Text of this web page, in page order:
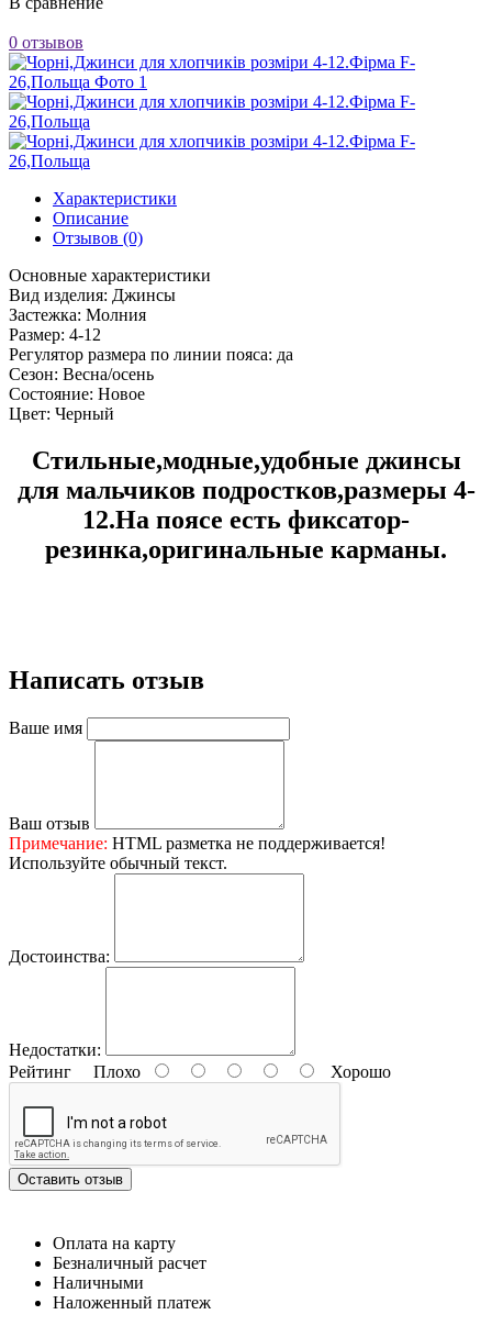
0 отзывов
Характеристики
Описание
Отзывов (0)
Основные характеристики
Вид изделия: Джинсы
Застежка: Молния
Размер: 4-12
Регулятор размера по линии пояса: да
Сезон: Весна/осень
Состояние: Новое
Цвет: Черный
Стильные,модные,удобные джинсы
для мальчиков подростков,размеры 4-
12.На поясе есть фиксатор-
резинка,оригинальные карманы.
Написать отзыв
Ваше имя
Ваш отзыв
Примечание: HTML разметка не поддерживается!
Используйте обычный текст.
Достоинства:
Недостатки:
Рейтинг
Плохо Хорошо
Оставить отзыв
Оплата на карту
Безналичный расчет
Наличными
Наложенный платеж